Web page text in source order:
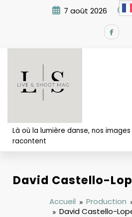
7 août 2026
Là où la lumière danse, nos images
racontent
David Castello-
Accueil Production
David Castello-